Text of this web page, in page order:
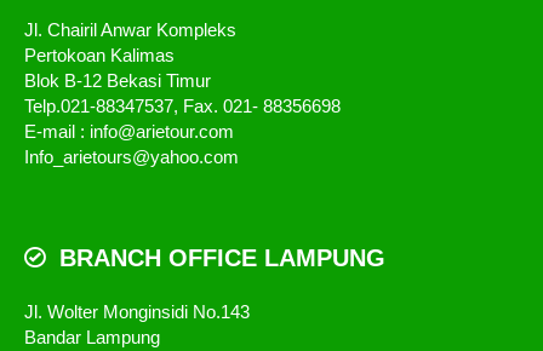
Jl. Chairil Anwar Kompleks
Pertokoan Kalimas
Blok B-12 Bekasi Timur
Telp.021-88347537, Fax. 021- 88356698
E-mail : info@arietour.com
Info_arietours@yahoo.com
BRANCH OFFICE LAMPUNG
Jl. Wolter Monginsidi No.143
Bandar Lampung